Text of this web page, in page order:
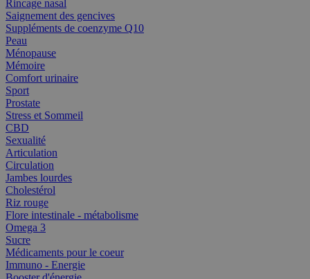
Rincage nasal
Saignement des gencives
Suppléments de coenzyme Q10
Peau
Ménopause
Mémoire
Comfort urinaire
Sport
Prostate
Stress et Sommeil
CBD
Sexualité
Articulation
Circulation
Jambes lourdes
Cholestérol
Riz rouge
Flore intestinale - métabolisme
Omega 3
Sucre
Médicaments pour le coeur
Immuno - Energie